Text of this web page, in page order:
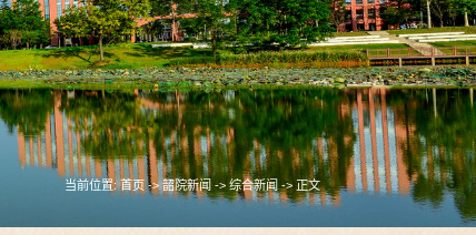
当前位置:首页->韶院新闻 -> 综合新闻 -> 正文